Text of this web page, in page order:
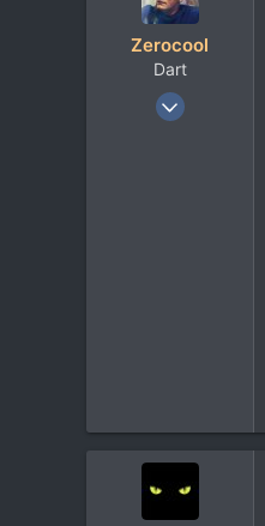
Архангельск
Zerocool
Dart
18 Май 2003